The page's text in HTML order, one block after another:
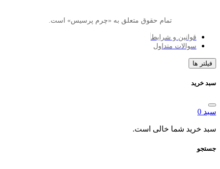
تمام حقوق متعلق به «چرم پرسیس» است.
و شرایط
متداول
شما خالی است.